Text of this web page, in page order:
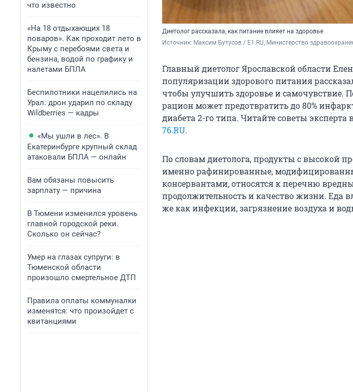
что известно
«На 18 отдыхающих 18
поваров». Как проходит лето в
Крыму с перебоями света и
бензина, водой по графику и
налетами БПЛА
Беспилотники нацелились на
Урал: дрон ударил по складу
Wildberries — кадры
«Мы ушли в лес». В
Екатеринбурге крупный склад
атаковали БПЛА — онлайн
Вам обязаны повысить
зарплату — причина
В Тюмени изменился уровень
главной городской реки.
Сколько он сейчас?
Умер на глазах супруги: в
Тюменской области
произошло смертельное ДТП
Правила оплаты коммуналки
изменятся: что произойдет с
квитанциями
Диетолог рассказала, как питание влияет на здоровье
Источник: Максим Бутусов / E1.RU, Министерство
Главный диетолог Ярославской области
популяризации здорового питания
чтобы улучшить здоровье и самочувствие.
рацион может предотвратить до 80%
диабета 2-го типа. Читайте советы
76.RU.
По словам диетолога, продукты с высокой
именно рафинированные,
консервантами, относятся к перечню
продолжительность и качество жизни. Еда
же как инфекции, загрязнение воздуха и